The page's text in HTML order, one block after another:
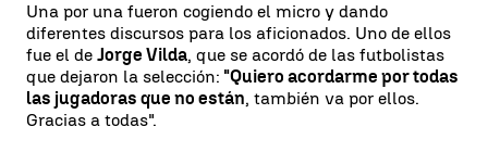
Una por una fueron cogiendo el micro y dando
diferentes discursos para los aficionados. Uno de ellos
fue el de Jorge Vilda, que se acordó de las futbolistas
que dejaron la selección: "Quiero acordarme por todas
las jugadoras que no están, también va por ellos.
Gracias a todas".